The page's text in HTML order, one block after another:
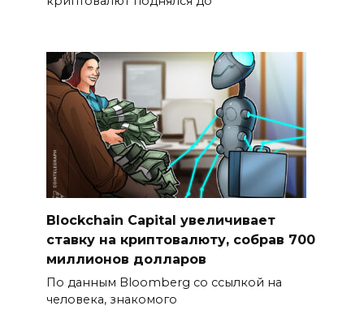
Blockchain Capital увеличивает
ставку на криптовалюту, собрав 700
миллионов долларов
По данным Bloomberg со ссылкой на
человека, знакомого